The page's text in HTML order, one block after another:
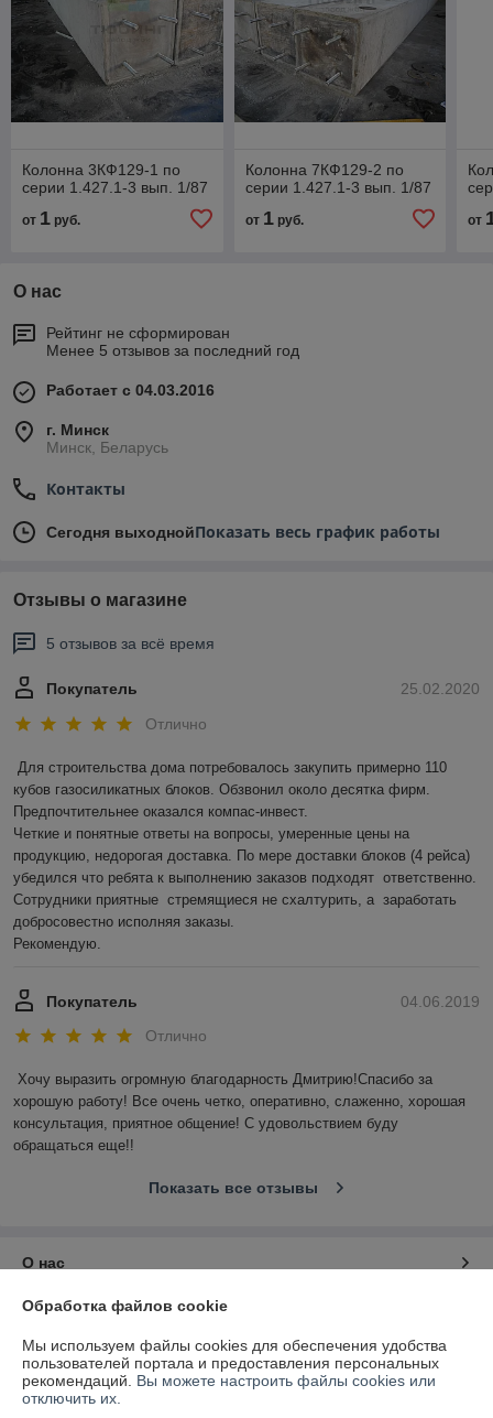
Колонна 3КФ129-1 по
серии 1.427.1-3 вып. 1/87
от 1 руб.
Колонна 7КФ129-2 по
серии 1.427.1-3 вып. 1/87
от 1руб. от
О нас
Рейтинг не сформирован
Менее 5 отзывов за последний год
Работает с 04.03.2016
г. Минск
Минск, Беларусь
Контакты
Сегодня выходнойПоказать весь график работы
Отзывы о магазине
5 отзывов за всё время
25.02.2020
Покупатель
Отлично
Для строительства дома потребовалось закупить примерно 110
кубов газосиликатных блоков. Обзвонил около десятка фирм.
Предпочтительнее оказался компас-инвест.
Четкие и понятные ответы на вопросы, умеренные цены на
продукцию, недорогая доставка. По мере доставки блоков (4 рейса)
убедился что ребята к выполнению заказов подходят  ответственно.
Сотрудники приятные  стремящиеся не схалтурить, а  заработать
добросовестно исполняя заказы.
Рекомендую.
04.06.2019
Покупатель
Отлично
Хочу выразить огромную благодарность Дмитрию!Спасибо за
хорошую работу! Все очень четко, оперативно, слаженно, хорошая
консультация, приятное общение! С удовольствием буду
обращаться еще!!
Показать все отзывы
О нас
Контакты
Доставка и оплата
Обработка файлов cookie
Мы используем файлы cookies для обеспечения удобства
пользователей портала и предоставления персональных
рекомендаций. Вы можете настроить файлы cookies или
отключить их.